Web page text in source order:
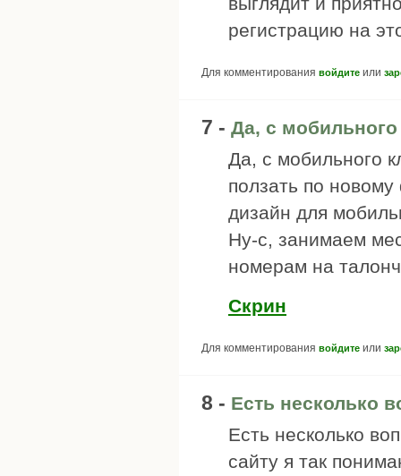
регистрацию на
Для комментирования войдите или
7 - Да, с мобильного
Да, с мобильного
ползать по
дизайн для
Ну-с, занимаем
номерам на
Скрин
Для комментирования войдите или
8 - Есть несколько
Есть несколько
сайту я так